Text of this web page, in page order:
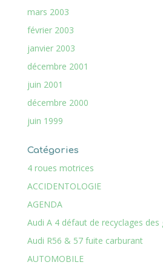
mars 2003
février 2003
janvier 2003
décembre 2001
juin 2001
décembre 2000
juin 1999
Catégories
4 roues motrices
ACCIDENTOLOGIE
AGENDA
Audi A 4 défaut de recyclages des
Audi R56 & 57 fuite carburant
AUTOMOBILE